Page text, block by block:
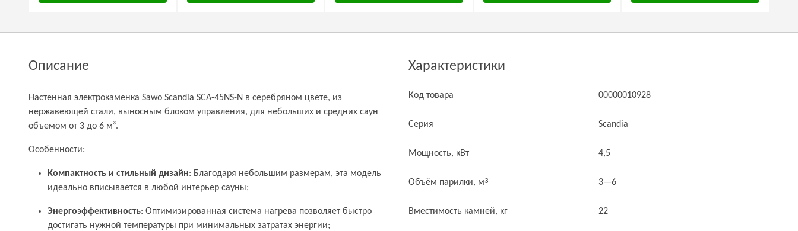
Описание
Настенная электрокаменка Sawo Scandia SCA-45NS-N в серебряном цвете, из
нержавеющей стали, выносным блоком управления, для небольших и средних саун
объемом от 3 до 6 м³.
Особенности:
Компактность и стильный дизайн: Благодаря небольшим размерам, эта модель
идеально вписывается в любой интерьер сауны;
Энергоэффективность: Оптимизированная система нагрева позволяет быстро
достигать нужной температуры при минимальных затратах энергии;
Характеристики
Код товара 00000010928
Серия Scandia
Мощность, кВт 4,5
Объём парилки, м3 3—6
Вместимость камней, кг 22